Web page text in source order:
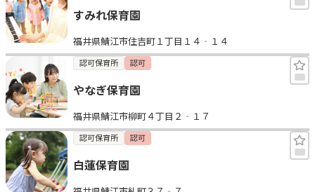
すみれ保育園
福井県鯖江市住吉町１丁目１４‐１４
認可保育所 認可
やなぎ保育園
福井県鯖江市柳町４丁目２‐１７
認可保育所 認可
白蓮保育園